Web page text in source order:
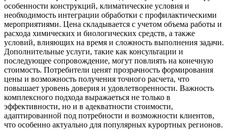
особенности конструкций, климатические условия и
необходимость интеграции обработки с профилактическими
мероприятиями. Цена складывается с учетом объема работы и
расхода химических и биологических средств, а также
условий, влияющих на время и сложность выполнения задачи.
Дополнительные услуги, такие как консультации и
последующее сопровождение, могут повлиять на конечную
стоимость. Потребители ценят прозрачность формирования
цены и возможность получения точного расчета, что
повышает уровень доверия и удовлетворенности. Важность
комплексного подхода выражаеться не только в
эффективности, но и в адекватности стоимости,
адаптированной под потребности и возможности клиентов,
что особенно актуально для популярных курортных регионов.